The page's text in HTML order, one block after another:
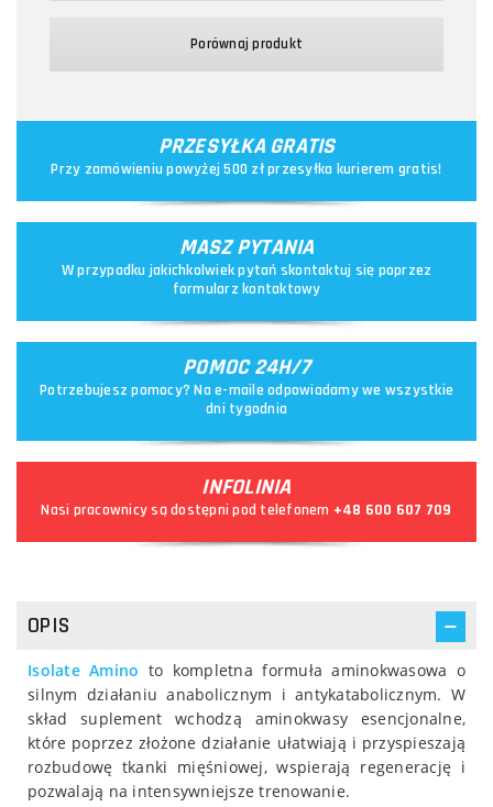
Porównaj produkt
PRZESYŁKA GRATIS
Przy zamówieniu powyżej 500 zł przesyłka kurierem gratis!
MASZ PYTANIA
W przypadku jakichkolwiek pytań skontaktuj się poprzez
formularz kontaktowy
POMOC 24H/7
Potrzebujesz pomocy? Na e-maile odpowiadamy we wszystkie
dni tygodnia
INFOLINIA
Nasi pracownicy są dostępni pod telefonem +48 600 607 709
OPIS
Isolate Amino to kompletna formuła aminokwasowa o
silnym działaniu anabolicznym i antykatabolicznym. W
skład suplement wchodzą aminokwasy esencjonalne,
które poprzez złożone działanie ułatwiają i przyspieszają
rozbudowę tkanki mięśniowej, wspierają regenerację i
pozwalają na intensywniejsze trenowanie.